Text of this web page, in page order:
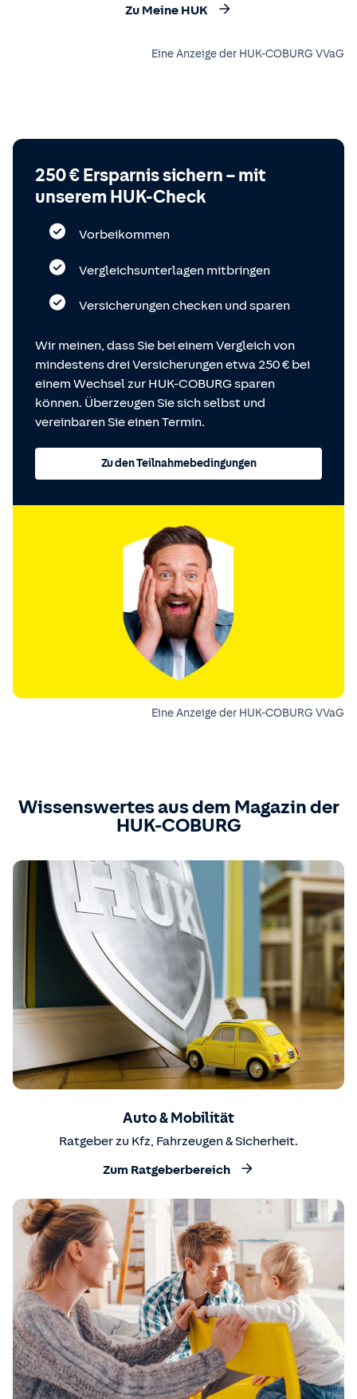
Zu Meine HUK
Eine Anzeige der HUK-COBURG VVaG
250 € Ersparnis sichern – mit
unserem HUK-Check
Vorbeikommen
Vergleichsunterlagen mitbringen
Versicherungen checken und sparen
Wir meinen, dass Sie bei einem Vergleich von
mindestens drei Versicherungen etwa 250 € bei
einem Wechsel zur HUK-COBURG sparen
können. Überzeugen Sie sich selbst und
vereinbaren Sie einen Termin.
Zu den Teilnahmebedingungen
Eine Anzeige der HUK-COBURG VVaG
Wissenswertes aus dem Magazin der
HUK-COBURG
Auto & Mobilität
Ratgeber zu Kfz, Fahrzeugen & Sicherheit.
Zum Ratgeberbereich